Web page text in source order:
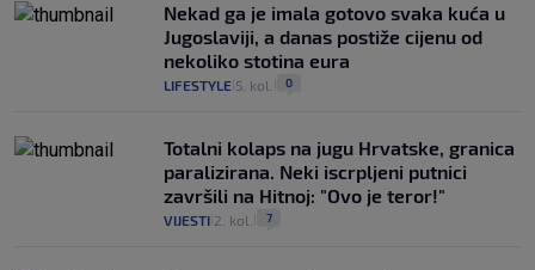
Nekad ga je imala gotovo svaka kuća u
Jugoslaviji, a danas postiže cijenu od
nekoliko stotina eura
LIFESTYLE 5. kol. 0
Totalni kolaps na jugu Hrvatske, granica
paralizirana. Neki iscrpljeni putnici
završili na Hitnoj: "Ovo je teror!"
VIJESTI 2. kol. 7